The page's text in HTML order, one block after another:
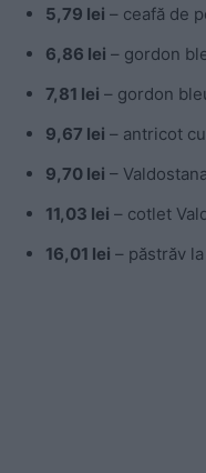
5,79 lei – ceafă de
6,86 lei – gordon
7,81 lei – gordon
9,67 lei – antricot
9,70 lei –
11,03 lei – cotlet
16,01 lei – păstrăv